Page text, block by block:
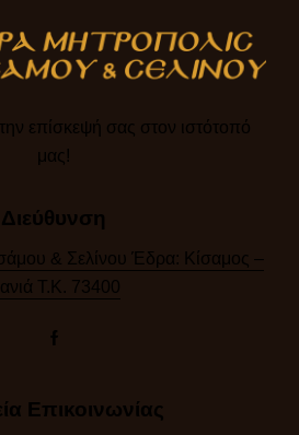
επίσκεψή σας στον ιστότοπό
μας!​
Διεύθυνση
& Σελίνου Έδρα: Κίσαμος –
Τ.Κ. 73400
Επικοινωνίας